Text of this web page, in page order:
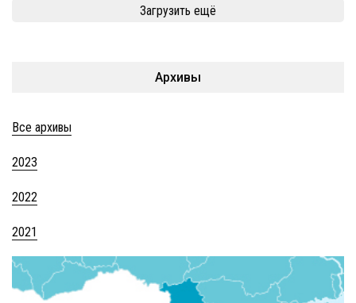
Загрузить ещё
Архивы
Все архивы
2023
2022
2021